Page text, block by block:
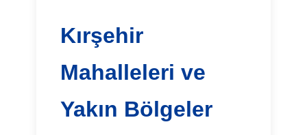
Kırşehir
Mahalleleri ve
Yakın Bölgeler